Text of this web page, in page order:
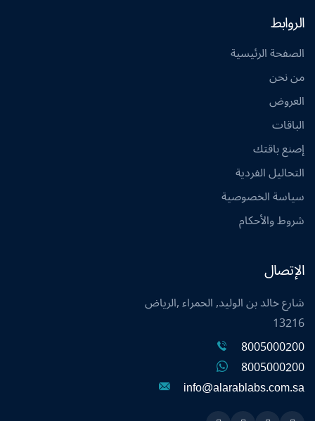
الروابط
الصفحة الرئيسية
من نحن
العروض
الباقات
إصنع باقتك
التحاليل الفردية
سياسة الخصوصية
شروط والأحكام
الإتصال
شارع خالد بن الوليد, الحمراء ,الرياض
13216
8005000200
8005000200
info@alarablabs.com.sa